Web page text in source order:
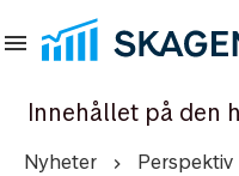
Innehållet på den
Nyheter Perspektiv